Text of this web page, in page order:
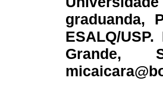
graduanda,
ESALQ/
Grande,